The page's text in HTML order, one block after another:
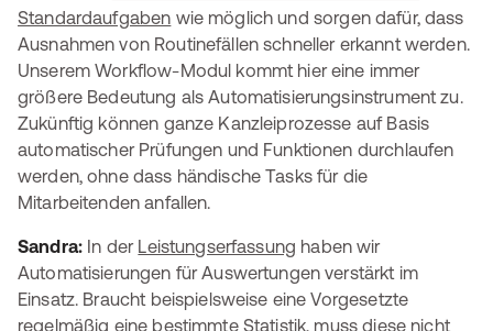
Standardaufgaben wie möglich und sorgen dafür, dass
Ausnahmen von Routinefällen schneller erkannt werden.
Unserem Workflow-Modul kommt hier eine immer
größere Bedeutung als Automatisierungsinstrument zu.
Zukünftig können ganze Kanzleiprozesse auf Basis
automatischer Prüfungen und Funktionen durchlaufen
werden, ohne dass händische Tasks für die
Mitarbeitenden anfallen.
Sandra: In der Leistungserfassung haben wir
Automatisierungen für Auswertungen verstärkt im
Einsatz. Braucht beispielsweise eine Vorgesetzte
regelmäßig eine bestimmte Statistik, muss diese nicht